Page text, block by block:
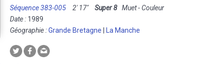
Séquence 383-005 2' 17'' Super 8 Muet - Couleur
Date : 1989
Géographie :Grande Bretagne La Manche